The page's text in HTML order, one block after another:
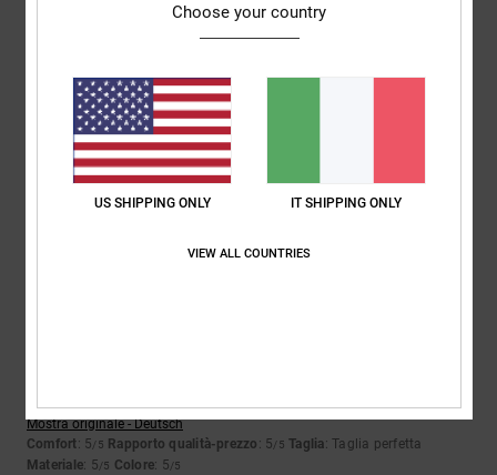
31. maggio 2026
Poiché le scarpe sono nuove
Mostra originale - Deutsch
Comfort: 5/5 Rapporto qualità-prezzo
Materiale: 5/5 Colore: 5/5
Consiglio questo prodotto
5
Mostra originale - Deutsch
Comfort: 5/5 Rapporto qualità-prezzo : 5/5 Taglia: Taglia perfetta
Materiale: 5/5 Colore: 5/5
Choose your country
US SHIPPING ONLY IT SHIPPING ONLY
VIEW ALL COUNTRIES